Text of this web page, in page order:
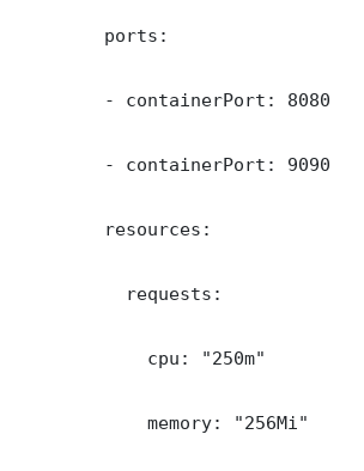
        ports:
        - containerPort: 8080
        - containerPort: 9090
        resources:
          requests:
            cpu: "250m"
            memory: "256Mi"